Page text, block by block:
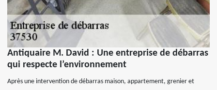
Antiquaire M. David : Une entreprise de débarras
qui respecte l’environnement
Après une intervention de débarras maison, appartement, grenier et